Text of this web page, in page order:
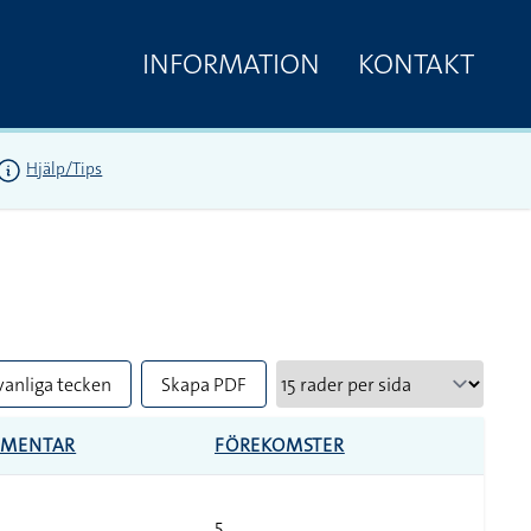
INFORMATION KONTAKT
Hjälp/Tips
tecken Skapa PDF
FÖREKOMSTER